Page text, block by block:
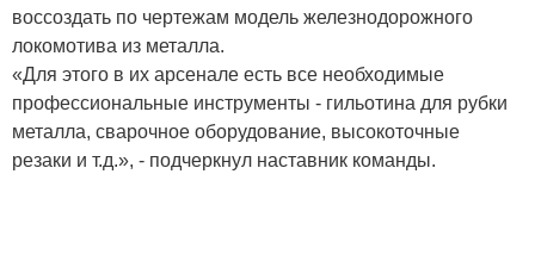
воссоздать по чертежам модель железнодорожного
локомотива из металла.
«Для этого в их арсенале есть все необходимые
профессиональные инструменты - гильотина для рубки
металла, сварочное оборудование, высокоточные
резаки и т.д.», - подчеркнул наставник команды.